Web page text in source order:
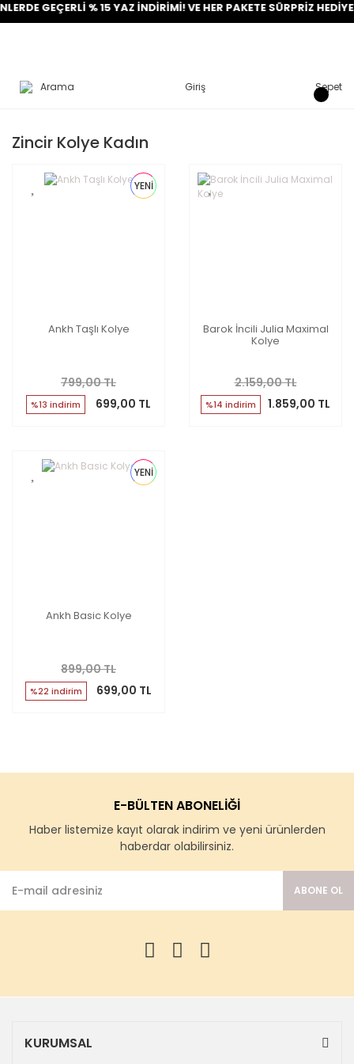
GEÇERLİ % 15 YAZ İNDİRİMİ! VE HER PAKETE SÜRPRİZ
Arama Giriş Sepet
Zincir Kolye Kadın
YENİ
Ankh Taşlı Kolye
799,00 TL
%13 indirim 699,00 TL
Barok İncili Julia Maximal
Kolye
2.159,00 TL
%14 indirim 1.859,00 TL
YENİ
Ankh Basic Kolye
899,00 TL
%22 indirim 699,00 TL
E-BÜLTEN ABONELİĞİ
Haber listemize kayıt olarak indirim ve yeni ürünlerden
haberdar olabilirsiniz.
ABONE OL
KURUMSAL